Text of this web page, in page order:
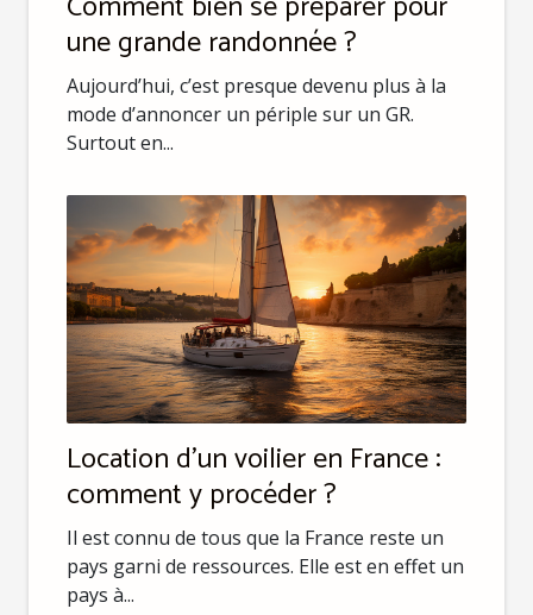
une grande randonnée ?
Aujourd’hui, c’est presque devenu plus à la
mode d’annoncer un périple sur un GR.
Surtout en...
Location d’un voilier en France :
comment y procéder ?
Il est connu de tous que la France reste un
pays garni de ressources. Elle est en effet un
pays à...